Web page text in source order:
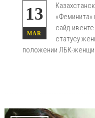
13
MAR
«Феминита»
сайд
статусу
положении ЛБК-